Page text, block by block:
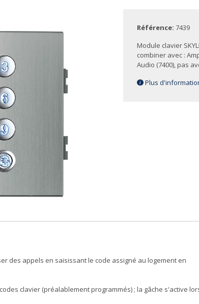
Référence:7439
Module clavier
combiner avec :
Audio (7400), pas
Plus
des appels en saisissant le code assigné au logement en
clavier (préalablement programmés) ; la gâche s'active